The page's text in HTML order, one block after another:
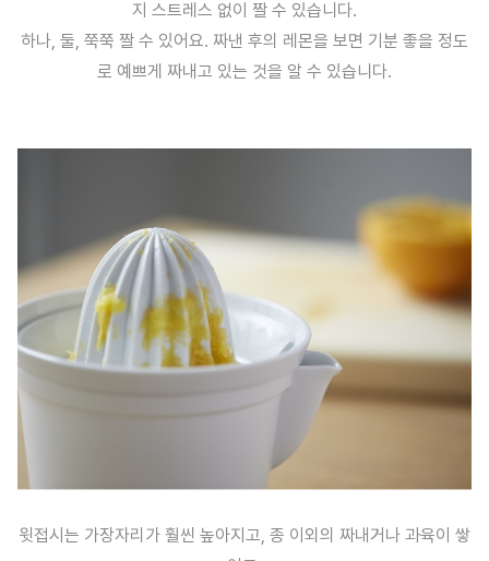
지 스트레스 없이 짤 수 있습니다.
하나, 둘, 쭉쭉 짤 수 있어요. 짜낸 후의 레몬을 보면 기분 좋을 정도
로 예쁘게 짜내고 있는 것을 알 수 있습니다.
윗접시는 가장자리가 훨씬 높아지고, 종 이외의 짜내거나 과육이 쌓